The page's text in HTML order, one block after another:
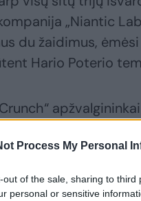
Process My Personal
out of the sale, sharing to third
personal or sensitive
„Niantic
du žaidimus,
Hario Poterio
„Harry Potter: Wizard
data dar
įvairesnį „Ingress“.